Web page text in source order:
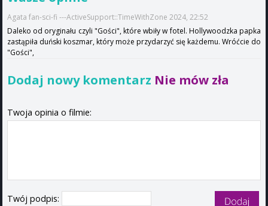
Agata fan-sci-fi ---ActiveSupport::TimeWithZone 2024, 22:52
Daleko od oryginału czyli "Gości", które wbiły w fotel. Hollywoodzka papka
zastąpiła duński koszmar, który może przydarzyć się każdemu. Wróćcie do
"Gości",
Dodaj nowy komentarz Nie mów zła
Twoja opinia o filmie:
Twój podpis: